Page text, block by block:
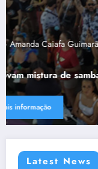
Capa
Superior”, Ânima
diversidade da
Resultado,Tânia
Política de
300 docentes e
Consulte mais
Latest News